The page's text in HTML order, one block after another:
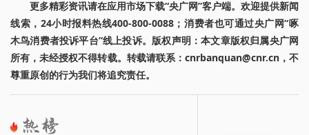
更多精彩资讯请在应用市场下载“央广网”客户端。欢迎提供新闻
线索，24小时报料热线400-800-0088；消费者也可通过央广网“啄
木鸟消费者投诉平台”线上投诉。版权声明：本文章版权归属央广网
所有，未经授权不得转载。转载请联系：cnrbanquan@cnr.cn，不
尊重原创的行为我们将追究责任。